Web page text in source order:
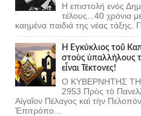
Η επιστολή ενός
τέλους...40 χρόνια
καημένα παιδιά της νέας τάξης.
Ἡ Ἐγκύκλιος τοῦ
στοὺς ὑπαλλήλους
εἶναι Τέκτονες!
Ο ΚΥΒΕΡΝΗΤΗΣ
2953 Πρὸς τὸ
Αἰγαῖον Πέλαγος καὶ τὴν
Ἐπιτρόπο...